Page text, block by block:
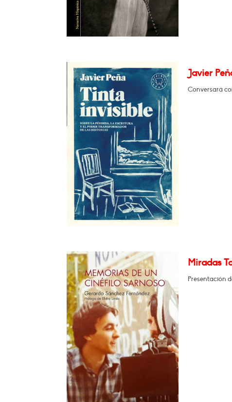
Javier
Conversará
Miradas
Presentación